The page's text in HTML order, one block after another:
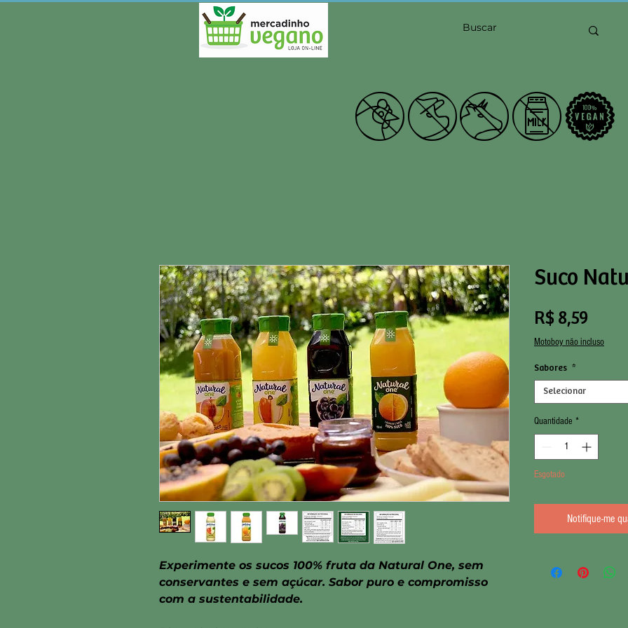
21Shu
Experimente os sucos 100% fruta da Natural One, sem
conservantes e sem açúcar. Sabor puro e compromisso
com a sustentabilidade.
Suco
R$ 8,59
Motoboy não incluso
Sabores *
Selecionar
Quantidade *
Esgotado
Notifique-me